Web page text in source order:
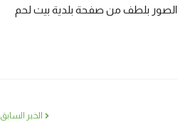
الصور بلطف من صفحة بلدية بيت لحم
الخبر السابق